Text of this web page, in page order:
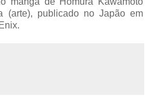
(arte), publicado no Japão em